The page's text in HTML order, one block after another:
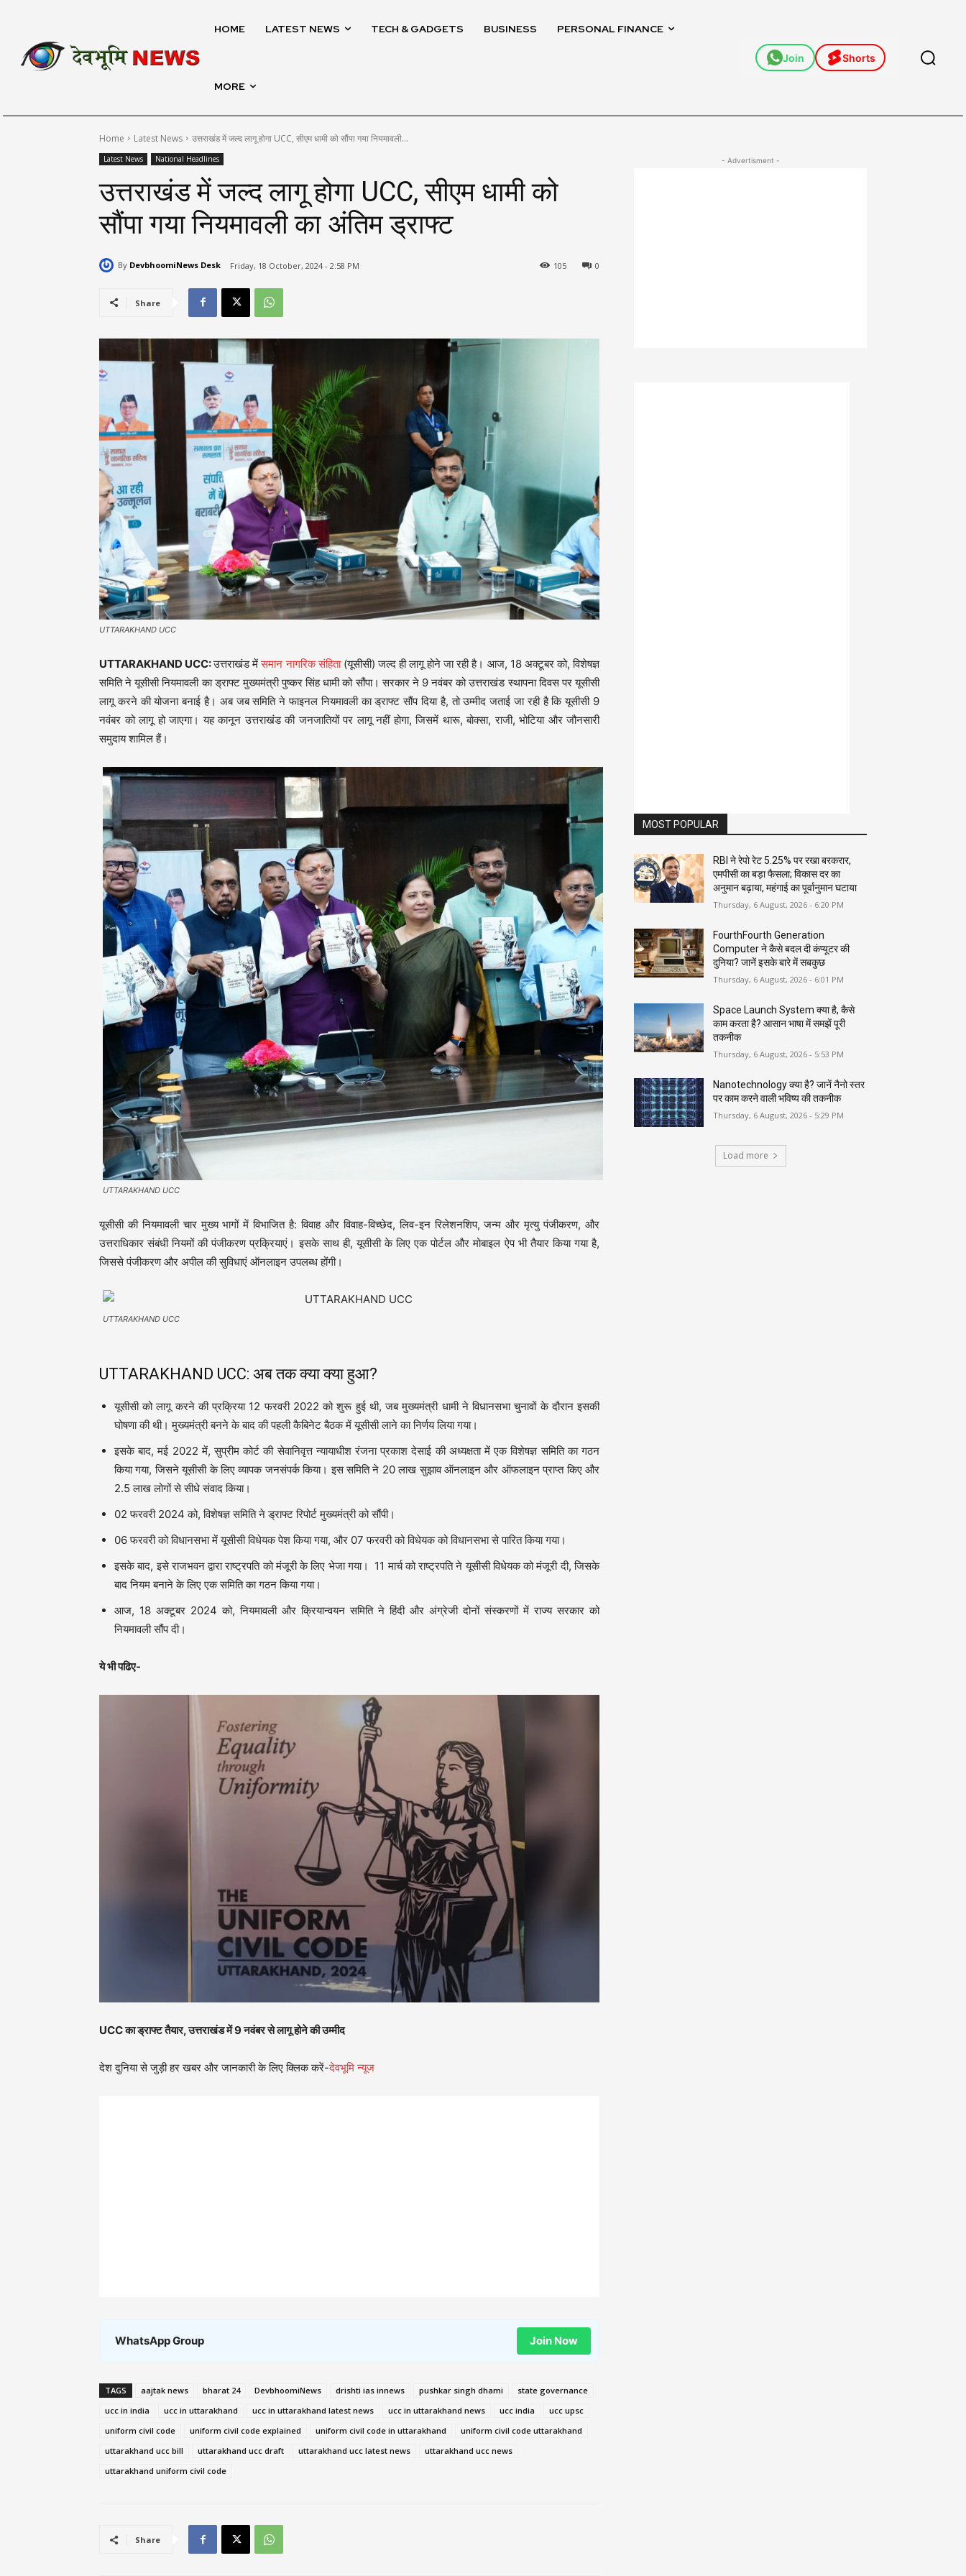
HOME LATEST NEWS TECH & GADGETS BUSINESS PERSONAL FINANCE
MORE
Join Shorts
Home Latest News उत्तराखंड में जल्द लागू होगा UCC, सीएम धामी को सौंपा गया नियमावली...
Latest News National Headlines
उत्तराखंड में जल्द लागू होगा UCC, सीएम धामी को
सौंपा गया नियमावली का अंतिम ड्राफ्ट
By DevbhoomiNews Desk Friday, 18 October, 2024 - 2:58 PM 0
105
Share
UTTARAKHAND UCC
UTTARAKHAND UCC:उत्तराखंड मेंसमान नागरिक संहिता(यूसीसी) जल्द ही लागू होने जा रही है। आज, 18 अक्टूबर को, विशेषज्ञ
समिति ने यूसीसी नियमावली का ड्राफ्ट मुख्यमंत्री पुष्कर सिंह धामी को सौंपा। सरकार ने 9 नवंबर को उत्तराखंड स्थापना दिवस पर यूसीसी
लागू करने की योजना बनाई है। अब जब समिति ने फाइनल नियमावली का ड्राफ्ट सौंप दिया है, तो उम्मीद जताई जा रही है कि यूसीसी 9
नवंबर को लागू हो जाएगा। यह कानून उत्तराखंड की जनजातियों पर लागू नहीं होगा, जिसमें थारू, बोक्सा, राजी, भोटिया और जौनसारी
समुदाय शामिल हैं।
UTTARAKHAND UCC
यूसीसी की नियमावली चार मुख्य भागों में विभाजित है: विवाह और विवाह-विच्छेद, लिव-इन रिलेशनशिप, जन्म और मृत्यु पंजीकरण, और
उत्तराधिकार संबंधी नियमों की पंजीकरण प्रक्रियाएं। इसके साथ ही, यूसीसी के लिए एक पोर्टल और मोबाइल ऐप भी तैयार किया गया है,
जिससे पंजीकरण और अपील की सुविधाएं ऑनलाइन उपलब्ध होंगी।
UTTARAKHAND UCC
UTTARAKHAND UCC: अब तक क्या क्या हुआ?
यूसीसी को लागू करने की प्रक्रिया 12 फरवरी 2022 को शुरू हुई थी, जब मुख्यमंत्री धामी ने विधानसभा चुनावों के दौरान इसकी
घोषणा की थी। मुख्यमंत्री बनने के बाद की पहली कैबिनेट बैठक में यूसीसी लाने का निर्णय लिया गया।
इसके बाद, मई 2022 में, सुप्रीम कोर्ट की सेवानिवृत्त न्यायाधीश रंजना प्रकाश देसाई की अध्यक्षता में एक विशेषज्ञ समिति का गठन
किया गया, जिसने यूसीसी के लिए व्यापक जनसंपर्क किया। इस समिति ने 20 लाख सुझाव ऑनलाइन और ऑफलाइन प्राप्त किए और
2.5 लाख लोगों से सीधे संवाद किया।
02 फरवरी 2024 को, विशेषज्ञ समिति ने ड्राफ्ट रिपोर्ट मुख्यमंत्री को सौंपी।
06 फरवरी को विधानसभा में यूसीसी विधेयक पेश किया गया, और 07 फरवरी को विधेयक को विधानसभा से पारित किया गया।
इसके बाद, इसे राजभवन द्वारा राष्ट्रपति को मंजूरी के लिए भेजा गया। 11 मार्च को राष्ट्रपति ने यूसीसी विधेयक को मंजूरी दी, जिसके
बाद नियम बनाने के लिए एक समिति का गठन किया गया।
आज, 18 अक्टूबर 2024 को, नियमावली और क्रियान्वयन समिति ने हिंदी और अंग्रेजी दोनों संस्करणों में राज्य सरकार को
नियमावली सौंप दी।
ये भी पढिए-
UCC का ड्राफ्ट तैयार, उत्तराखंड में 9 नवंबर से लागू होने की उम्मीद
देश दुनिया से जुड़ी हर खबर और जानकारी के लिए क्लिक करें-देवभूमि न्यूज
WhatsApp Group Join Now
TAGS aajtak news bharat 24 DevbhoomiNews drishti ias innews pushkar singh dhami
state governance
ucc in india
ucc in uttarakhand ucc in uttarakhand latest news ucc in uttarakhand news ucc india
ucc upsc
uniform civil code
uniform civil code explained uniform civil code in uttarakhand
uniform civil code uttarakhand
uttarakhand ucc bill
uttarakhand ucc draft uttarakhand ucc latest news
uttarakhand ucc news
uttarakhand uniform civil code
Share
- Advertisment -
MOST POPULAR
RBI ने रेपो रेट 5.25% पर रखा बरकरार,
एमपीसी का बड़ा फैसला; विकास दर का
अनुमान बढ़ाया, महंगाई का पूर्वानुमान घटाया
Thursday, 6 August, 2026 - 6:20 PM
FourthFourth Generation
Computer ने कैसे बदल दी कंप्यूटर की
दुनिया? जानें इसके बारे में सबकुछ
Thursday, 6 August, 2026 - 6:01 PM
Space Launch System क्या है, कैसे
काम करता है? आसान भाषा में समझें पूरी
तकनीक
Thursday, 6 August, 2026 - 5:53 PM
Nanotechnology क्या है? जानें नैनो स्तर
पर काम करने वाली भविष्य की तकनीक
Thursday, 6 August, 2026 - 5:29 PM
Load more